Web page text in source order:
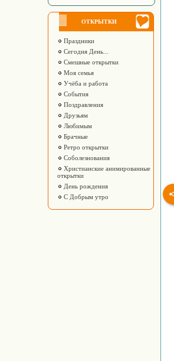
ОТКРЫТКИ
Праздники
Сегодня День...
Смешные открытки
Моя семья
Учёба и работа
События
Поздравления
Друзьям
Любимым
Брачные
Ретро открытки
Соболезнования
Христианские анимированные
открытки
День рождения
С Добрым утро